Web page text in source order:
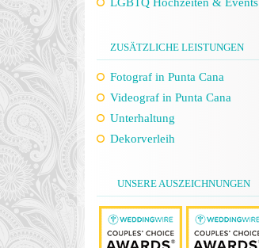
ZUSÄTZLICHE LEISTUNGEN
Fotograf in Punta Cana
Videograf in Punta Cana
Unterhaltung
Dekorverleih
UNSERE AUSZEICHNUNGEN